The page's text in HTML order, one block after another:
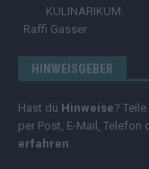
KULINARIKUM.
Raffi Gasser
HINWEISGEBER
Hast du Hinweise?
per Post, E-Mail,
erfahren.